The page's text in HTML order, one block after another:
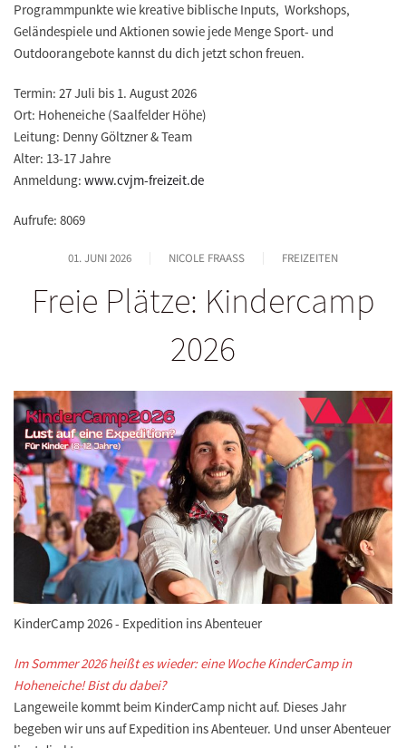
Programmpunkte wie kreative biblische Inputs, Workshops,
Geländespiele und Aktionen sowie jede Menge Sport- und
Outdoorangebote kannst du dich jetzt schon freuen.
Termin: 27 Juli bis 1. August 2026
Ort: Hoheneiche (Saalfelder Höhe)
Leitung: Denny Göltzner & Team
Alter: 13-17 Jahre
Anmeldung: www.cvjm-freizeit.de
Aufrufe: 8069
01. JUNI 2026 NICOLE FRAASS FREIZEITEN
Freie Plätze: Kindercamp
2026
KinderCamp 2026 - Expedition ins Abenteuer
Im Sommer 2026 heißt es wieder: eine Woche KinderCamp in
Hoheneiche! Bist du dabei?
Langeweile kommt beim KinderCamp nicht auf. Dieses Jahr
begeben wir uns auf Expedition ins Abenteuer. Und unser Abenteuer